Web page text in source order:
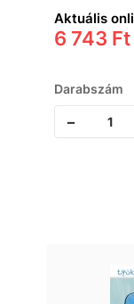
Aktuális
6 743 Ft
Darabszám
-